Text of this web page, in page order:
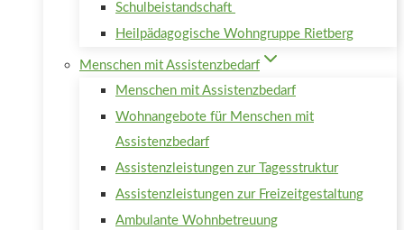
Schulbeistandschaft
Heilpädagogische Wohngruppe Rietberg
Menschen mit Assistenzbedarf
Menschen mit Assistenzbedarf
Wohnangebote für Menschen mit
Assistenzbedarf
Assistenzleistungen zur Tagesstruktur
Assistenzleistungen zur Freizeitgestaltung
Ambulante Wohnbetreuung